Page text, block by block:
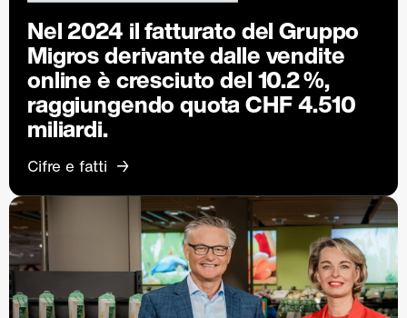
Nel 2024 il fatturato del Gruppo
Migros derivante dalle vendite
online è cresciuto del10.2 %,
raggiungendo quota CHF 4.510
miliardi.
Cifre e fatti